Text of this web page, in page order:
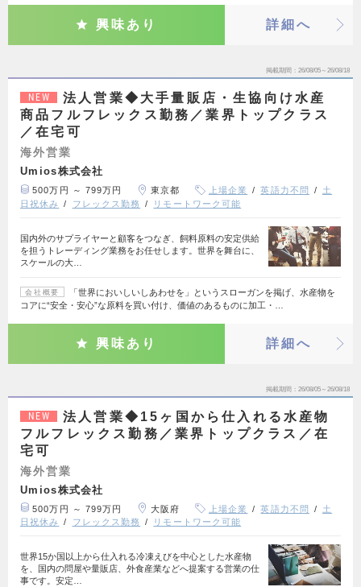
興味あり 詳細へ
掲載期間 26/08/05～26/08/18
NEW
法人営業◆大手量販店・生協向け水産
商品フルフレックス勤務／業界トップクラス
／在宅可
海外営業
Umios株式会社
500万円 ～ 799万円 東京都 上場企業 英語力不問
土
日祝休み
フレックス勤務 リモートワーク可能
国内外のサプライヤーと顧客をつなぎ、飼料原料の安定供給
を担うトレーディング業務をお任せします。世界を舞台に、
スケールの大…
会社概要
「世界においしいしあわせを」というスローガンを掲げ、水産物を
コアに“安全・安心”な原料を買い付け、価値のあるものに加工・…
興味あり 詳細へ
掲載期間 26/08/05～26/08/18
NEW
法人営業◆15ヶ国から仕入れる水産物
フルフレックス勤務／業界トップクラス／在
宅可
海外営業
Umios株式会社
500万円 ～ 799万円 大阪府 上場企業 英語力不問
土
日祝休み
フレックス勤務 リモートワーク可能
世界15か国以上から仕入れる冷凍えびを中心とした水産物
を、国内の問屋や量販店、外食産業などへ提案する営業の仕
事です。安定…